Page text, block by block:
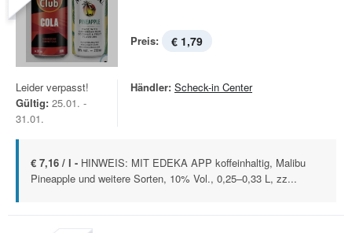
Preis: € 1,79
Leider verpasst!
Gültig: 25.01. -
31.01.
Händler: Scheck-in Center
€ 7,16 / l - HINWEIS: MIT EDEKA APP koffeinhaltig, Malibu
Pineapple und weitere Sorten, 10% Vol., 0,25–0,33 L, zz...